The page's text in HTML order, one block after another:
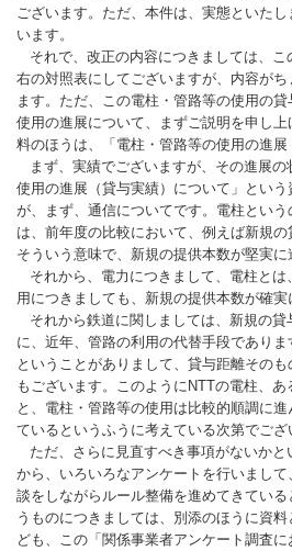
ございます。ただ、本件は、実態といた
います。
それで、改正の内容につきましては、こ
右の対照表にしてございますが、内容が
ます。ただ、この電柱・管路等の使用の
使用の進展について、まずご説明を申し
料のほうは、「電柱・管路等の使用の進
まず、実績でございますが、その進展の
使用の進展（貸与実績）について」とい
が、まず、通信についてです。電柱という
は、前年度の比較において、例えば新規
そういう意味で、新規の提供本数が堅実
それから、電力につきまして、電柱とは
用につきましても、新規の提供本数が確
それから鉄道に関しましては、新規の貸
に、近年、管路の利用の代替手段であり
ということがありまして、貸与距離その
もございます。このようにNTTの電柱、
と、電柱・管路等の使用は比較的順調に
ているというふうに考えている次第でござ
ただ、さらに見直すべき事項がないかと
から、いろいろなアンケートを行いまし
談をしながらルール整備を進めてきてい
うものにつきましては、別添のほうに資
ども、この「関係事業者アンケート調査